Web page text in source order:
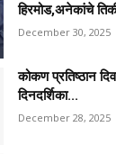
हिरमोड,अनेकांचे
December 30, 2025
कोकण प्रतिष्ठान
दिनदर्शिका...
December 28, 2025